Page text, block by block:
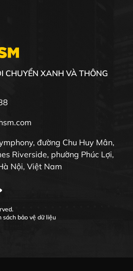
CHUYỂN XANH VÀ THÔNG
đường Chu Huy Mân,
Riverside, phường Phúc Lợi,
Nội, Việt Nam
sách bảo vệ dữ liệu